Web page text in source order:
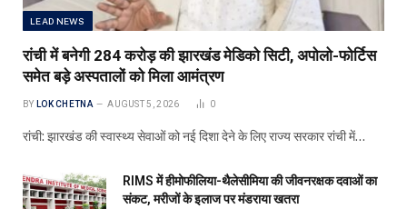
LEAD NEWS
रांची में बनेगी 284 करोड़ की झारखंड मेडिको सिटी, अपोलो-फोर्टिस
समेत बड़े अस्पतालों को मिला आमंत्रण
BY LOK CHETNA AUGUST 5, 2026 0
रांची: झारखंड की स्वास्थ्य सेवाओं को नई दिशा देने के लिए राज्य सरकार रांची में…
RIMS में हीमोफीलिया-थैलेसीमिया की जीवनरक्षक दवाओं का
संकट, मरीजों के इलाज पर मंडराया खतरा